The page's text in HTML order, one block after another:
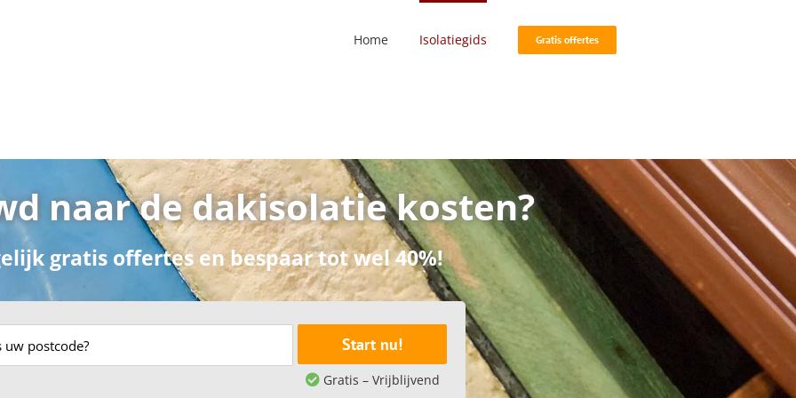
Home Isolatiegids Gratis offertes
naar de dakisolatie kosten?
gratis offertes en bespaar tot wel 40%!
Start nu!
Gratis – Vrijblijvend